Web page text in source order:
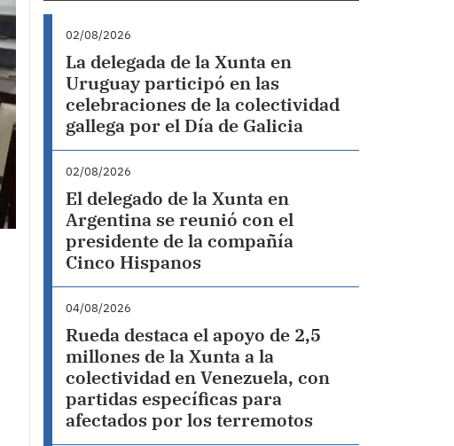
02/08/2026
La delegada de la Xunta en
Uruguay participó en las
celebraciones de la colectividad
gallega por el Día de Galicia
02/08/2026
El delegado de la Xunta en
Argentina se reunió con el
presidente de la compañía
Cinco Hispanos
04/08/2026
Rueda destaca el apoyo de 2,5
millones de la Xunta a la
colectividad en Venezuela, con
partidas específicas para
afectados por los terremotos